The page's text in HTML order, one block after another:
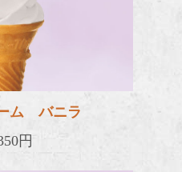
ム バニラ
円